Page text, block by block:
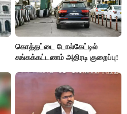
கொத்தட்டை டோல்கேட்டில்
சுங்கக்கட்டணம் அதிரடி குறைப்பு!